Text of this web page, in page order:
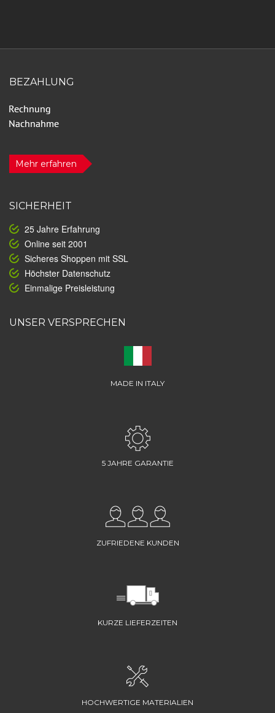
BEZAHLUNG
Mehr erfahren
SICHERHEIT
25 Jahre Erfahrung
Online seit 2001
Sicheres Shoppen mit SSL
Höchster Datenschutz
Einmalige Preisleistung
UNSER VERSPRECHEN
MADE IN ITALY
5 JAHRE GARANTIE
ZUFRIEDENE KUNDEN
KURZE LIEFERZEITEN
HOCHWERTIGE MATERIALIEN